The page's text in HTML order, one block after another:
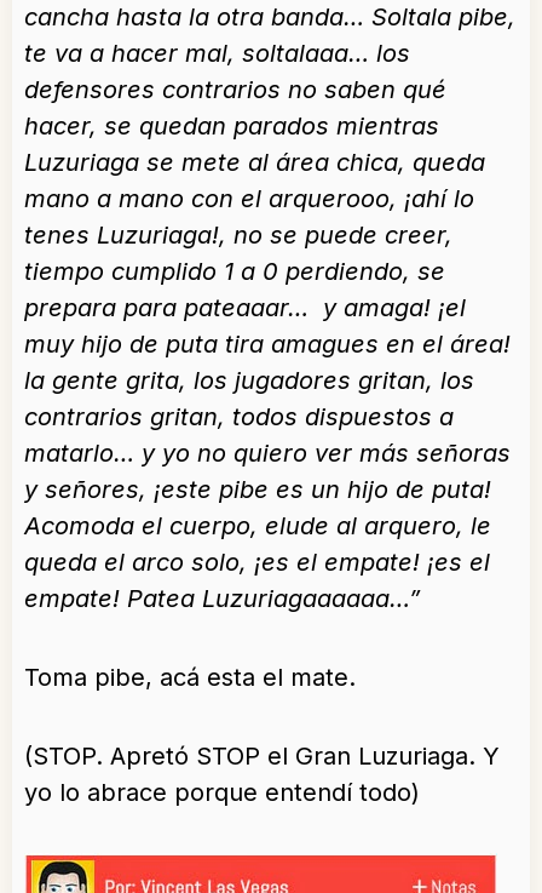
cancha hasta la otra banda… Soltala pibe,
te va a hacer mal, soltalaaa… los
defensores contrarios no saben qué
hacer, se quedan parados mientras
Luzuriaga se mete al área chica, queda
mano a mano con el arquerooo, ¡ahí lo
tenes Luzuriaga!, no se puede creer,
tiempo cumplido 1 a 0 perdiendo, se
prepara para pateaaar… y amaga! ¡el
muy hijo de puta tira amagues en el área!
la gente grita, los jugadores gritan, los
contrarios gritan, todos dispuestos a
matarlo… y yo no quiero ver más señoras
y señores, ¡este pibe es un hijo de puta!
Acomoda el cuerpo, elude al arquero, le
queda el arco solo, ¡es el empate! ¡es el
empate! Patea Luzuriagaaaaaa…”
Toma pibe, acá esta el mate.
(STOP. Apretó STOP el Gran Luzuriaga. Y
yo lo abrace porque entendí todo)